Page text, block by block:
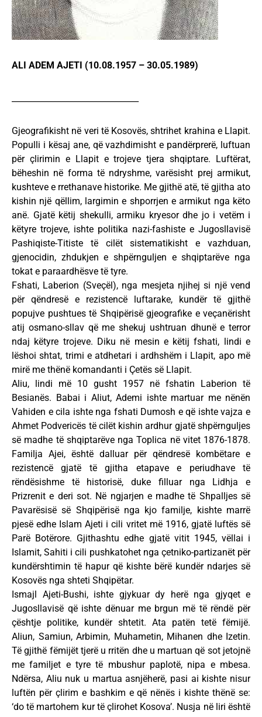
ALI ADEM AJETI (10.08.1957 – 30.05.1989)
Gjeografikisht në veri të Kosovës, shtrihet krahina e Llapit.
Populli i kësaj ane, që vazhdimisht e pandërprerë, luftuan
për çlirimin e Llapit e trojeve tjera shqiptare. Luftërat,
bëheshin në forma të ndryshme, varësisht prej armikut,
kushteve e rrethanave historike. Me gjithë atë, të gjitha ato
kishin një qëllim, largimin e shporrjen e armikut nga këto
anë. Gjatë këtij shekulli, armiku kryesor dhe jo i vetëm i
këtyre trojeve, ishte politika nazi-fashiste e Jugosllavisë
Pashiqiste-Titiste të cilët sistematikisht e vazhduan,
gjenocidin, zhdukjen e shpërnguljen e shqiptarëve nga
tokat e paraardhësve të tyre.
Fshati, Laberion (Sveçël), nga mesjeta njihej si një vend
për qëndresë e rezistencë luftarake, kundër të gjithë
popujve pushtues të Shqipërisë gjeografike e veçanërisht
atij osmano-sllav që me shekuj ushtruan dhunë e terror
ndaj këtyre trojeve. Diku në mesin e këtij fshati, lindi e
lëshoi shtat, trimi e atdhetari i ardhshëm i Llapit, apo më
mirë me thënë komandanti i Çetës së Llapit.
Aliu, lindi më 10 gusht 1957 në fshatin Laberion të
Besianës. Babai i Aliut, Ademi ishte martuar me nënën
Vahiden e cila ishte nga fshati Dumosh e që ishte vajza e
Ahmet Podvericës të cilët kishin ardhur gjatë shpërnguljes
së madhe të shqiptarëve nga Toplica në vitet 1876-1878.
Familja Ajei, është dalluar për qëndresë kombëtare e
rezistencë gjatë të gjitha etapave e periudhave të
rëndësishme të historisë, duke filluar nga Lidhja e
Prizrenit e deri sot. Në ngjarjen e madhe të Shpalljes së
Pavarësisë së Shqipërisë nga kjo familje, kishte marrë
pjesë edhe Islam Ajeti i cili vritet më 1916, gjatë luftës së
Parë Botërore. Gjithashtu edhe gjatë vitit 1945, vëllai i
Islamit, Sahiti i cili pushkatohet nga çetniko-partizanët për
kundërshtimin të hapur që kishte bërë kundër ndarjes së
Kosovës nga shteti Shqipëtar.
Ismajl Ajeti-Bushi, ishte gjykuar dy herë nga gjyqet e
Jugosllavisë që ishte dënuar me brgun më të rëndë për
çështje politike, kundër shtetit. Ata patën tetë fëmijë.
Aliun, Samiun, Arbimin, Muhametin, Mihanen dhe Izetin.
Të gjithë fëmijët tjerë u rritën dhe u martuan që sot jetojnë
me familjet e tyre të mbushur paplotë, nipa e mbesa.
Ndërsa, Aliu nuk u martua asnjëherë, pasi ai kishte nisur
luftën për çlirim e bashkim e që nënës i kishte thënë se:
‘do të martohem kur të çlirohet Kosova’. Nusja në liri është